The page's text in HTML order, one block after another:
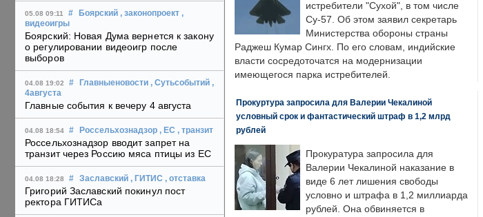
05.08 09:11 # Боярский , законопроект ,
видеоигры
Боярский: Новая Дума вернется к закону
о регулировании видеоигр после
выборов
04.08 19:02 # Главныеновости , Сутьсобытий ,
4августа
Главные события к вечеру 4 августа
04.08 18:54 # Россельхознадзор , ЕС , транзит
Россельхознадзор вводит запрет на
транзит через Россию мяса птицы из ЕС
04.08 18:28 # Заславский , ГИТИС , отставка
Григорий Заславский покинул пост
ректора ГИТИСа
истребители "Сухой", в том числе
Су-57. Об этом заявил секретарь
Министерства обороны страны
Раджеш Кумар Сингх. По его словам, индийские
власти сосредоточатся на модернизации
имеющегося парка истребителей.
Прокуртура запросила для Валерии Чекалиной
условный срок и фантастический штраф в 1,2 млрд
рублей
Прокуратура запросила для
Валерии Чекалиной наказание в
виде 6 лет лишения свободы
условно и штрафа в 1,2 миллиарда
рублей. Она обвиняется в